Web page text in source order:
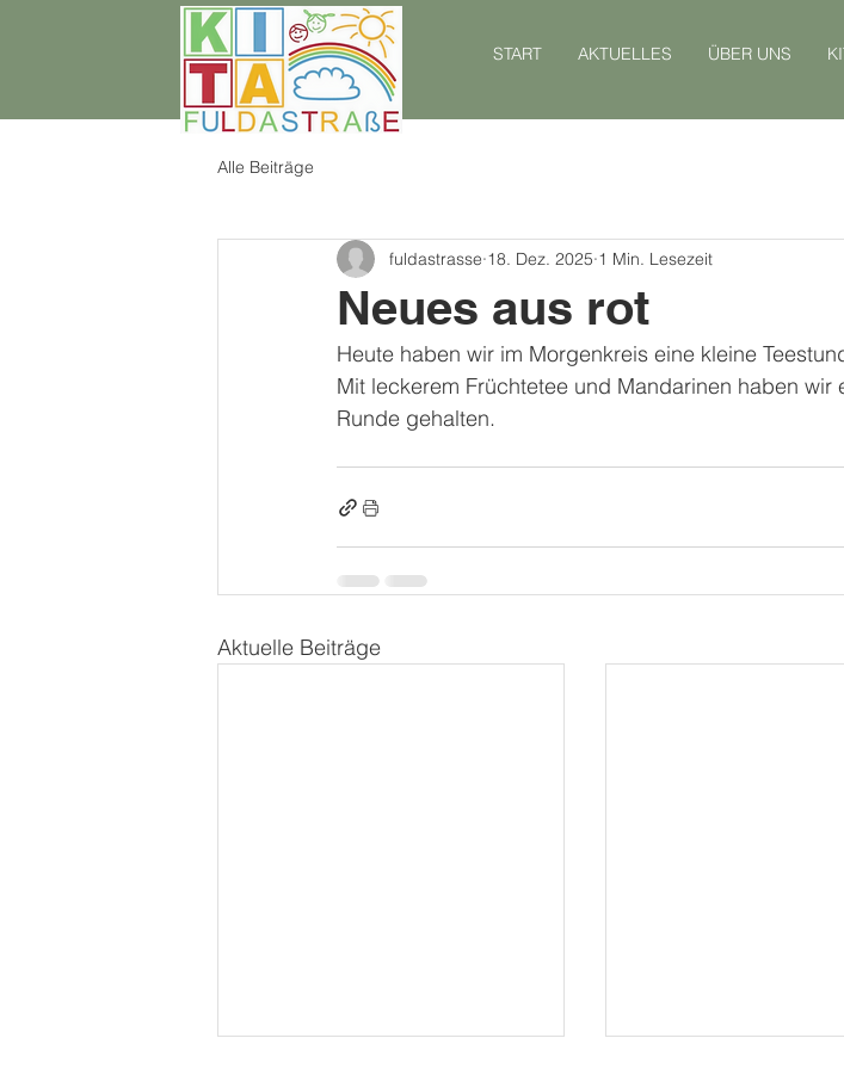
START AKTUELLES ÜBER UNS
Alle Beiträge
Neues aus rot
fuldastrasse 18. Dez. 2025 1 Min. Lesezeit
Heute haben wir im Morgenkreis eine kleine
Mit leckerem Früchtetee und Mandarinen haben
Runde gehalten.
Aktuelle Beiträge